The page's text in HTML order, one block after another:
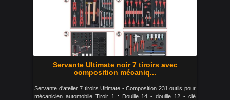
Servante Ultimate noir 7 tiroirs avec
composition mécaniq...
Servante d'atelier 7 tiroirs Ultimate - Composition 231 outils pour
mécanicien automobile Tiroir 1 : Douille 14 - douille 12 - clé